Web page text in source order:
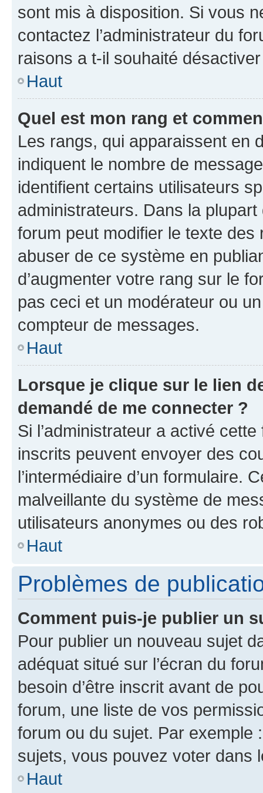
sont mis à disposition. Si vous
contactez l’administrateur du
raisons a t-il souhaité
Haut
Quel est mon rang et
Les rangs, qui apparaissent en
indiquent le nombre de
identifient certains utilisateurs
administrateurs. Dans la
forum peut modifier le texte
abuser de ce système en
d’augmenter votre rang sur le
pas ceci et un modérateur ou
compteur de messages.
Haut
Lorsque je clique sur le lien
demandé de me connecter ?
Si l’administrateur a activé
inscrits peuvent envoyer des
l’intermédiaire d’un formulaire.
malveillante du système de
utilisateurs anonymes ou des
Haut
Problèmes de
Comment puis-je publier un
Pour publier un nouveau sujet
adéquat situé sur l’écran du
besoin d’être inscrit avant de
forum, une liste de vos
forum ou du sujet. Par exemple
sujets, vous pouvez voter dans
Haut